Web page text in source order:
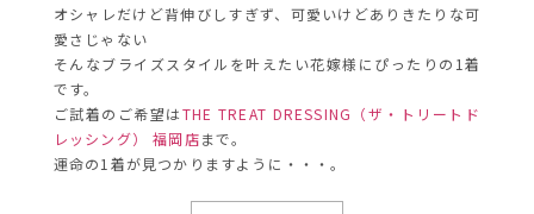
オシャレだけど背伸びしすぎず、可愛いけどありきたりな可
愛さじゃない
そんなブライズスタイルを叶えたい花嫁様にぴったりの1着
です。
ご試着のご希望はTHE TREAT DRESSING（ザ・トリートド
レッシング） 福岡店まで。
運命の1着が見つかりますように・・・。